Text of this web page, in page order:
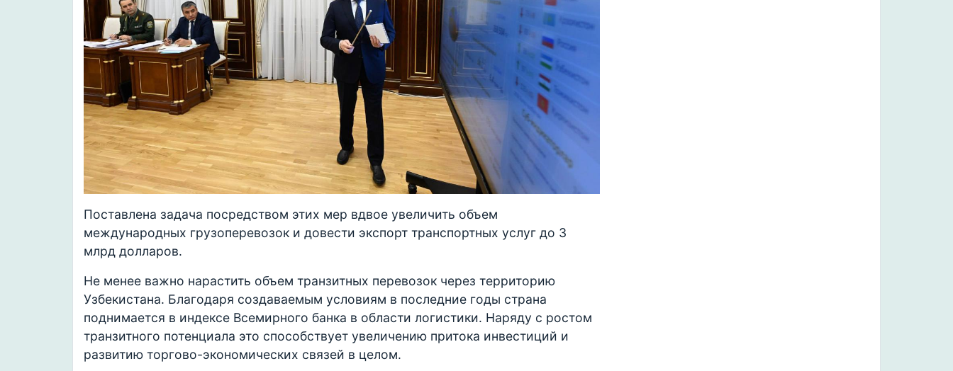
Поставлена задача посредством этих мер вдвое увеличить объем
международных грузоперевозок и довести экспорт транспортных услуг до 3
млрд долларов.
Не менее важно нарастить объем транзитных перевозок через территорию
Узбекистана. Благодаря создаваемым условиям в последние годы страна
поднимается в индексе Всемирного банка в области логистики. Наряду с ростом
транзитного потенциала это способствует увеличению притока инвестиций и
развитию торгово-экономических связей в целом.